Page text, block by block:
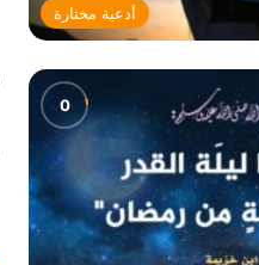
أدعية مختارة